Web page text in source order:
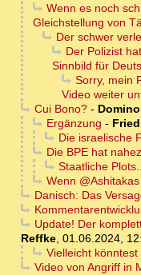
Wenn es noch
Gleichstellung von
Der schwer
Der Polizist
Sinnbild für
Sorry, mein
Video weiter
Cui Bono?- Domino
Ergänzung -
Die israelische
Die BPE hat
Staatliche
Wenn
Danisch: Das
Update! Der
Reffke, 01.06.2024,
Vielleicht
Video von Angriff in